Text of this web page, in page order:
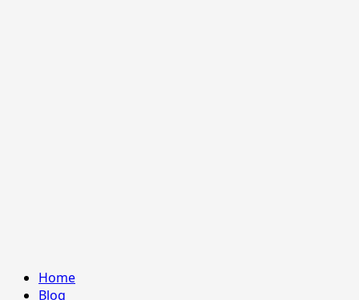
Home
Blog